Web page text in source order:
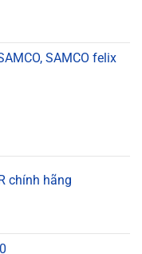
SAMCO felix
chính hãng